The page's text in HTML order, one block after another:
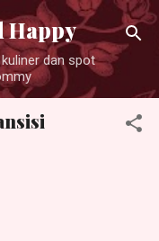
Happy
kuliner dan spot